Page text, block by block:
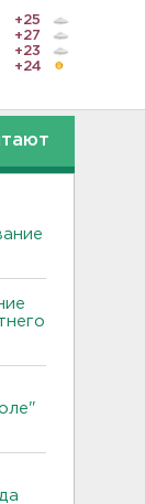
+25
+27
+23
+24